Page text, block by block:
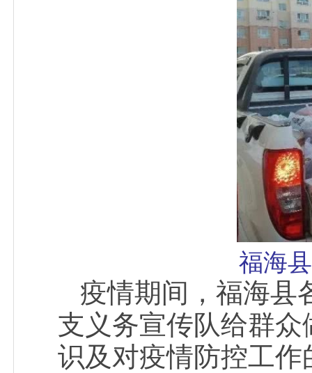
福海
疫情期间，福海县
支义务宣传队给群
识及对疫情防控工